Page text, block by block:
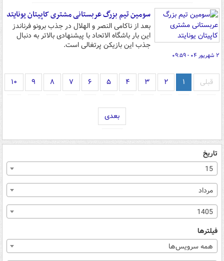
سومین تیم بزرگ عربستانی مشتری کاپیتان یونایتد
بعد از ناکامی النصر و الهلال در جذب برونو فرناندز
این بار باشگاه الاتحاد با پیشنهادی بالاتر به دنبال
جذب این بازیکن پرتغالی است.
۲ شهریور ۰۴ - ۰۹:۵۹
قبلی ۱ ۲ ۳ ۴ ۵ ۶ ۷ ۸ ۹ ۱۰
بعدی
تاریخ
15
مرداد
1405
فیلترها
همه سرویس‌ها